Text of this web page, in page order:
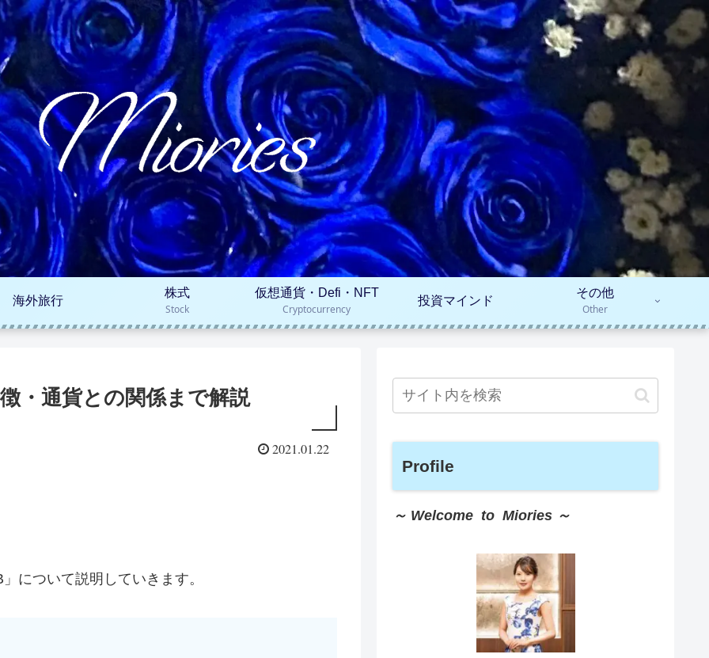
海外旅行
株式
Stock
仮想通貨・Defi・NFT
Cryptocurrency
投資マインド
その他
Other
・通貨との関係まで解説
2021.01.22
について説明していきます。
Profile
～ Welcome to Miories ～